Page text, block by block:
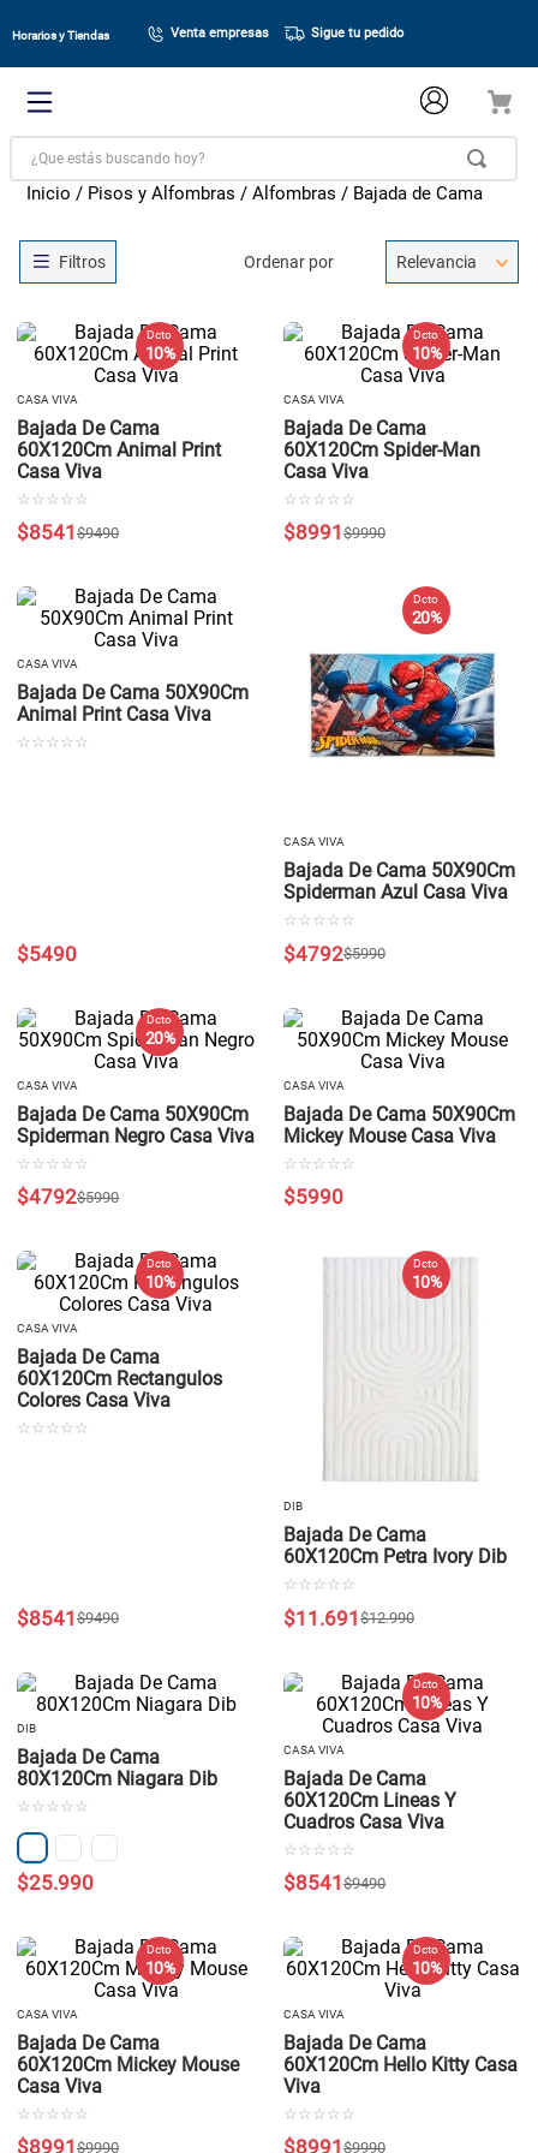
Horarios y Tiendas Venta empresas Sigue tu pedido
¿Que estás buscando hoy?
Pisos y Alfombras Alfombras Bajada de Cama
Ordenar por Relevancia
Dcto
10 %
CASA VIVA
Bajada De Cama
60X120Cm Animal Print
Casa Viva
☆ ☆ ☆ ☆ ☆
$9490
$8541
Dcto
10 %
CASA VIVA
Bajada De Cama
60X120Cm Spider-Man
Casa Viva
☆ ☆ ☆ ☆ ☆
$9990
$8991
CASA VIVA
Bajada De Cama 50X90Cm
Animal Print Casa Viva
☆ ☆ ☆ ☆ ☆
$5490
Dcto
20 %
CASA VIVA
Bajada De Cama 50X90Cm
Spiderman Azul Casa Viva
☆ ☆ ☆ ☆ ☆
$5990
$4792
Dcto
20 %
CASA VIVA
Bajada De Cama 50X90Cm
Spiderman Negro Casa Viva
☆ ☆ ☆ ☆ ☆
$5990
$4792
CASA VIVA
Bajada De Cama 50X90Cm
Mickey Mouse Casa Viva
☆ ☆ ☆ ☆ ☆
$5990
Dcto
10 %
CASA VIVA
Bajada De Cama
60X120Cm Rectangulos
Colores Casa Viva
☆ ☆ ☆ ☆ ☆
$9490
$8541
Dcto
10 %
DIB
Bajada De Cama
60X120Cm Petra Ivory Dib
☆ ☆ ☆ ☆ ☆
$12.990
$11 .691
DIB
Bajada De Cama
80X120Cm Niagara Dib
☆ ☆ ☆ ☆ ☆
$25.990
Dcto
10 %
CASA VIVA
Bajada De Cama
60X120Cm Lineas Y
Cuadros Casa Viva
☆ ☆ ☆ ☆ ☆
$9490
$8541
Dcto
10 %
CASA VIVA
Bajada De Cama
60X120Cm Mickey Mouse
Casa Viva
☆ ☆ ☆ ☆ ☆
$9990
$8991
Dcto
10 %
CASA VIVA
Bajada De Cama
60X120Cm Hello Kitty Casa
Viva
☆ ☆ ☆ ☆ ☆
$9990
$8991